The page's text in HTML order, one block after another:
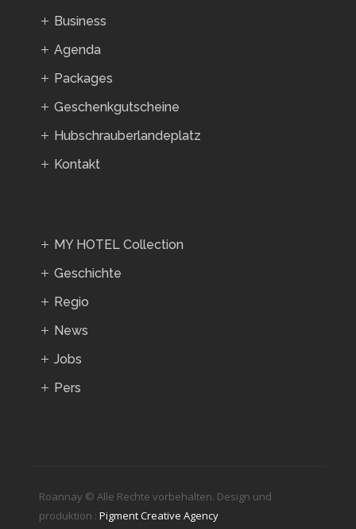
Business
Agenda
Packages
Geschenkgutscheine
Hubschrauberlandeplatz
Kontakt
MY HOTEL Collection
Geschichte
Regio
News
Jobs
Pers
Roannay © Alle Rechte vorbehalten. Design und
produktion :Pigment Creative Agency